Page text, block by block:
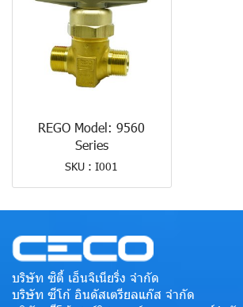
REGO Model: 9560
Series
SKU : I001
บริษัท ซิตี้ เอ็นจิเนียริ่ง จำกัด
บริษัท ซีโก้ อินดัสเตรียลแก๊ส จำกัด